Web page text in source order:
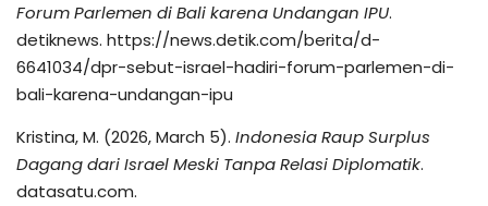
Forum Parlemen di Bali karena Undangan IPU.
detiknews. https://news.detik.com/berita/d-
6641034/dpr-sebut-israel-hadiri-forum-parlemen-di-
bali-karena-undangan-ipu
Kristina, M. (2026, March 5). Indonesia Raup Surplus
Dagang dari Israel Meski Tanpa Relasi Diplomatik.
datasatu.com.